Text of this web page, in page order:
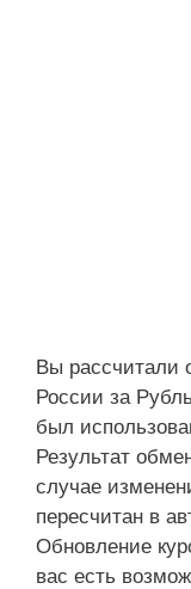
Вы рассчитали
России за
был
Результат
случае
пересчитан в
Обновление
вас есть